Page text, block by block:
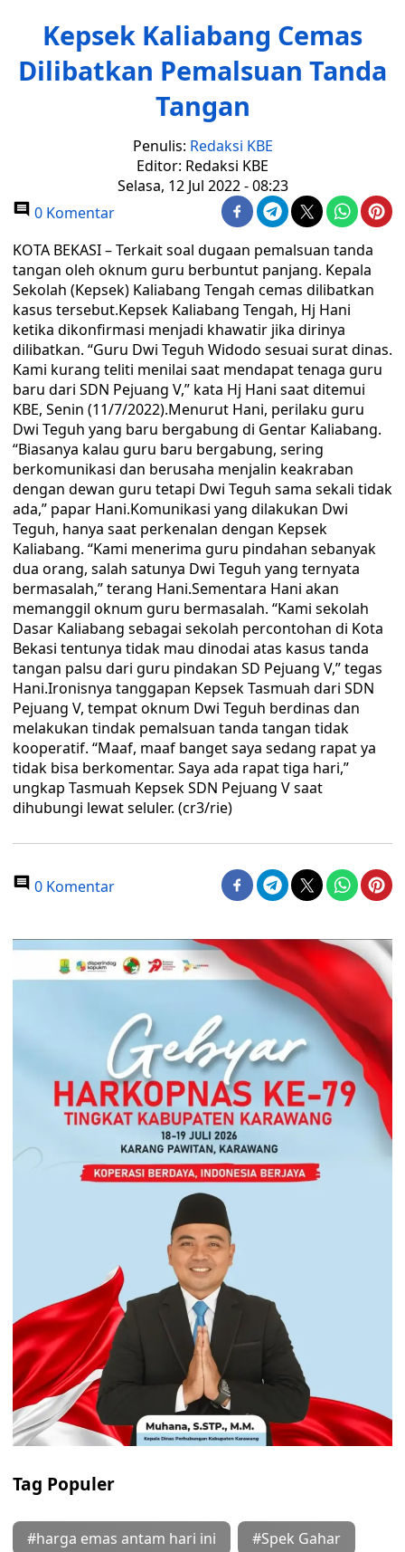
Kepsek Kaliabang Cemas
Dilibatkan Pemalsuan Tanda
Tangan
Penulis: Redaksi KBE
Editor: Redaksi KBE
Selasa, 12 Jul 2022 - 08:23
0 Komentar
KOTA BEKASI – Terkait soal dugaan pemalsuan tanda
tangan oleh oknum guru berbuntut panjang. Kepala
Sekolah (Kepsek) Kaliabang Tengah cemas dilibatkan
kasus tersebut.Kepsek Kaliabang Tengah, Hj Hani
ketika dikonfirmasi menjadi khawatir jika dirinya
dilibatkan. “Guru Dwi Teguh Widodo sesuai surat dinas.
Kami kurang teliti menilai saat mendapat tenaga guru
baru dari SDN Pejuang V,” kata Hj Hani saat ditemui
KBE, Senin (11/7/2022).Menurut Hani, perilaku guru
Dwi Teguh yang baru bergabung di Gentar Kaliabang.
“Biasanya kalau guru baru bergabung, sering
berkomunikasi dan berusaha menjalin keakraban
dengan dewan guru tetapi Dwi Teguh sama sekali tidak
ada,” papar Hani.Komunikasi yang dilakukan Dwi
Teguh, hanya saat perkenalan dengan Kepsek
Kaliabang. “Kami menerima guru pindahan sebanyak
dua orang, salah satunya Dwi Teguh yang ternyata
bermasalah,” terang Hani.Sementara Hani akan
memanggil oknum guru bermasalah. “Kami sekolah
Dasar Kaliabang sebagai sekolah percontohan di Kota
Bekasi tentunya tidak mau dinodai atas kasus tanda
tangan palsu dari guru pindakan SD Pejuang V,” tegas
Hani.Ironisnya tanggapan Kepsek Tasmuah dari SDN
Pejuang V, tempat oknum Dwi Teguh berdinas dan
melakukan tindak pemalsuan tanda tangan tidak
kooperatif. “Maaf, maaf banget saya sedang rapat ya
tidak bisa berkomentar. Saya ada rapat tiga hari,”
ungkap Tasmuah Kepsek SDN Pejuang V saat
dihubungi lewat seluler. (cr3/rie)
0 Komentar
Tag Populer
#harga emas antam hari ini #Spek Gahar